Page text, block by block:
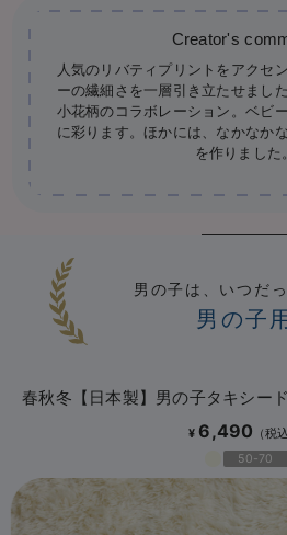
人気のリバティプリントをアクセ
ーの繊細さを一層引き立たせまし
小花柄のコラボレーション。ベビ
に彩ります。ほかには、なかなか
を作りました。
男の子は、いつだ
男の子用
春秋冬【日本製】男の子タキシー
¥ 6,490
50-70